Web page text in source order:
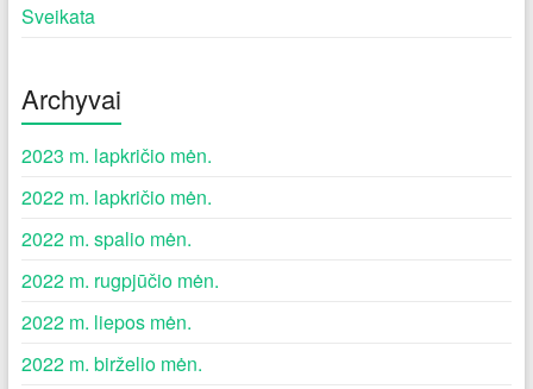
Sveikata
Archyvai
2023 m. lapkričio mėn.
2022 m. lapkričio mėn.
2022 m. spalio mėn.
2022 m. rugpjūčio mėn.
2022 m. liepos mėn.
2022 m. birželio mėn.